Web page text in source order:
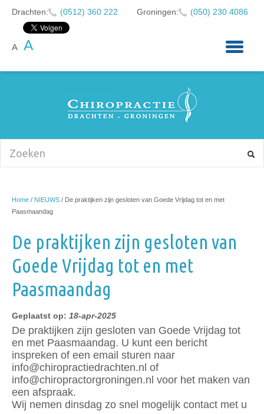
Drachten: (0512) 360 222 Groningen: (050) 230 4086
A A
HOME
KLACHTEN
CHIROPRACTIE
AFSPRAAK MAKEN
Home / NIEUWS / De praktijken zijn gesloten van Goede Vrijdag tot en met
Paasmaandag
De praktijken zijn gesloten van
Goede Vrijdag tot en met
Paasmaandag
Geplaatst op: 18-apr-2025
De praktijken zijn gesloten van Goede Vrijdag tot
en met Paasmaandag. U kunt een bericht
inspreken of een email sturen naar
info@chiropractiedrachten.nl of
info@chiropractorgroningen.nl voor het maken van
een afspraak.
Wij nemen dinsdag zo snel mogelijk contact met u